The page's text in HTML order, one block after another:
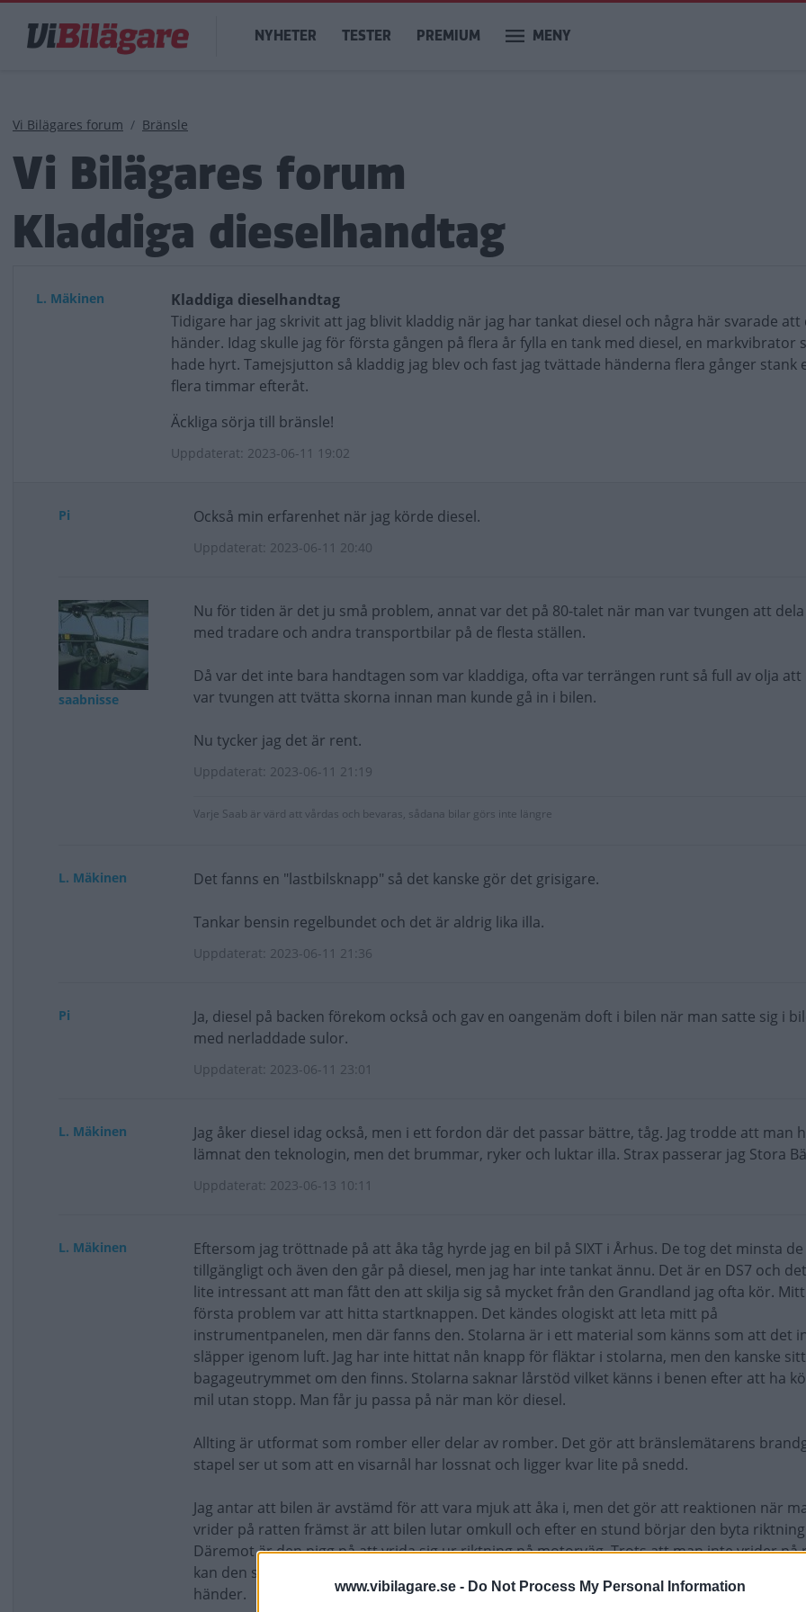
www.vibilagare.se - Do Not Process My Personal Information
huvudinnehåll
Main
navigation
NYHETER TESTER PREMIUM MENY
Länkstig
Vi Bilägares forum Bränsle
Vi Bilägares forum
Kladdiga dieselhandtag
L. Mäkinen
Kladdiga dieselhandtag
Tidigare har jag skrivit att jag blivit kladdig när jag har tankat diesel och några här svarade att
händer. Idag skulle jag för första gången på flera år fylla en tank med diesel, en markvibrator
hade hyrt. Tamejsjutton så kladdig jag blev och fast jag tvättade händerna flera gånger stank
flera timmar efteråt.
Äckliga sörja till bränsle!
Uppdaterat: 2023-06-11 19:02
Pi Också min erfarenhet när jag körde diesel.
Uppdaterat: 2023-06-11 20:40
saabnisse
Nu för tiden är det ju små problem, annat var det på 80-talet när man var tvungen att
med tradare och andra transportbilar på de flesta ställen.
Då var det inte bara handtagen som var kladdiga, ofta var terrängen runt så full av olja att
var tvungen att tvätta skorna innan man kunde gå in i bilen.
Nu tycker jag det är rent.
Uppdaterat: 2023-06-11 21:19
Varje Saab är värd att vårdas och bevaras, sådana bilar görs inte längre
L. Mäkinen Det fanns en "lastbilsknapp" så det kanske gör det grisigare.
Tankar bensin regelbundet och det är aldrig lika illa.
Uppdaterat: 2023-06-11 21:36
Pi
Ja, diesel på backen förekom också och gav en oangenäm doft i bilen när man satte sig i
med nerladdade sulor.
Uppdaterat: 2023-06-11 23:01
L. Mäkinen
Jag åker diesel idag också, men i ett fordon där det passar bättre, tåg. Jag trodde att man
lämnat den teknologin, men det brummar, ryker och luktar illa. Strax passerar jag Stora
Uppdaterat: 2023-06-13 10:11
L. Mäkinen
Eftersom jag tröttnade på att åka tåg hyrde jag en bil på SIXT i Århus. De tog det minsta
tillgängligt och även den går på diesel, men jag har inte tankat ännu. Det är en DS7 och
lite intressant att man fått den att skilja sig så mycket från den Grandland jag ofta kör. Mitt
första problem var att hitta startknappen. Det kändes ologiskt att leta mitt på
instrumentpanelen, men där fanns den. Stolarna är i ett material som känns som att det
släpper igenom luft. Jag har inte hittat nån knapp för fläktar i stolarna, men den kanske
bagageutrymmet om den finns. Stolarna saknar lårstöd vilket känns i benen efter att ha
mil utan stopp. Man får ju passa på när man kör diesel.
Allting är utformat som romber eller delar av romber. Det gör att bränslemätarens
stapel ser ut som att en visarnål har lossnat och ligger kvar lite på snedd.
Jag antar att bilen är avstämd för att vara mjuk att åka i, men det gör att reaktionen när
vrider på ratten främst är att bilen lutar omkull och efter en stund börjar den byta
Däremot är den pigg på att vrida sig ur riktning på motorväg. Trots att man inte vrider på
kan den smyga iväg pga ojämnheter i vägen och styrningen ger ingen information om att
händer.